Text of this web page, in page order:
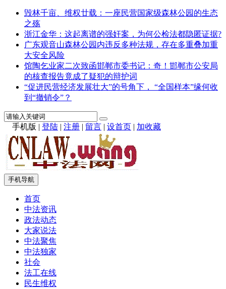
毁林千亩、维权廿载：一座民营国家级森林公园的生态
之殇
浙江金华：这起离谱的强奸案，为何公检法都隐匿证据?
广东观音山森林公园内违反多种法规，存在多重叠加重
大安全风险
馆陶乞业家二次致函邯郸市委书记：奇！邯郸市公安局
的核查报告竟成了疑犯的辩护词
“促进民营经济发展壮大”的号角下， “全国样本”缘何收
到“撤销令”？
手机版 | 登陆 | 注册 | 留言 | 设首页 | 加收藏
手机导航
首页
中法资讯
政法动态
大家说法
中法聚焦
中法独家
社会
法工在线
民生维权